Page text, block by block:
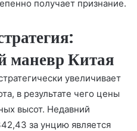
получает признание.
маневр Китая
увеличивает
в результате чего цены
высот. Недавний
за унцию является